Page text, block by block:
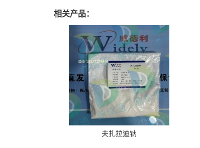
相关产品：
夫扎拉迪钠